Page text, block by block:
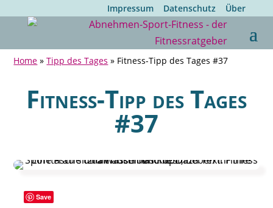
Impressum Datenschutz Über
Home »Tipp des Tages » Fitness-Tipp des Tages #37
Fitness-Tipp des Tages
#37
Save